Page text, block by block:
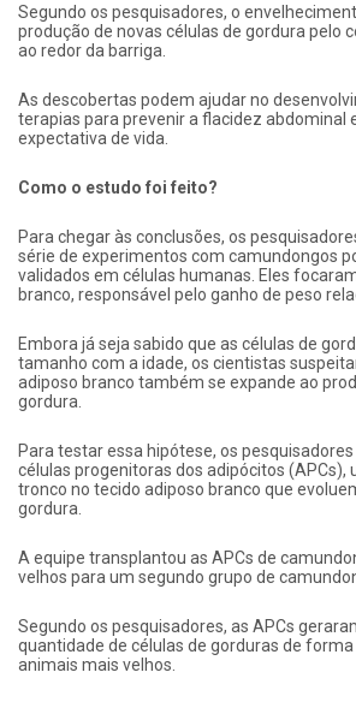
Segundo os pesquisadores, o
produção de novas células de gordura pelo
ao redor da barriga.
As descobertas podem ajudar no
terapias para prevenir a flacidez abdominal
expectativa de vida.
Como o estudo foi feito?
Para chegar às conclusões, os
série de experimentos com camundongos
validados em células humanas. Eles
branco, responsável pelo ganho de peso
Embora já seja sabido que as células de
tamanho com a idade, os cientistas
adiposo branco também se expande ao
gordura.
Para testar essa hipótese, os
células progenitoras dos adipócitos (APCs),
tronco no tecido adiposo branco que
gordura.
A equipe transplantou as APCs de
velhos para um segundo grupo de
Segundo os pesquisadores, as APCs
quantidade de células de gorduras de
animais mais velhos.